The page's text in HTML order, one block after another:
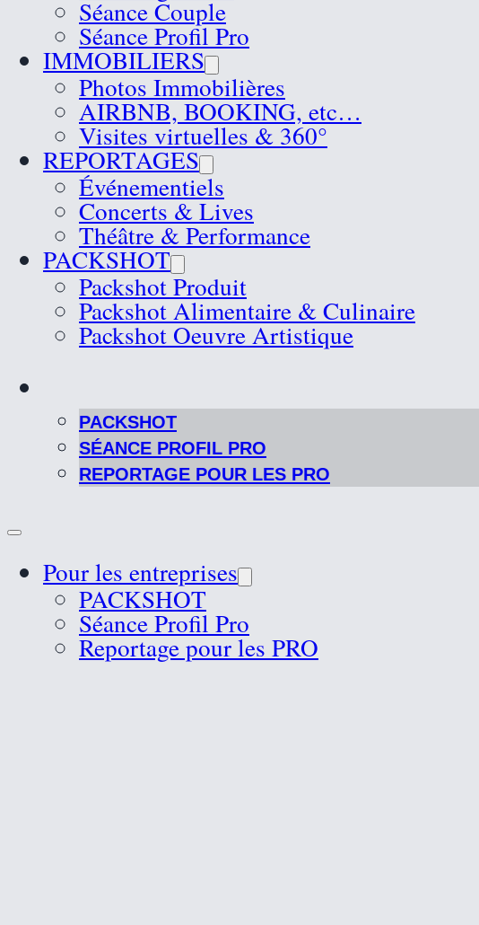
Séance Couple
Séance Profil Pro
IMMOBILIERS
Photos Immobilières
AIRBNB, BOOKING, etc…
Visites virtuelles & 360°
REPORTAGES
Événementiels
Concerts & Lives
Théâtre & Performance
PACKSHOT
Packshot Produit
Packshot Alimentaire & Culinaire
Packshot Oeuvre Artistique
PACKSHOT
SÉANCE PROFIL PRO
REPORTAGE POUR LES PRO
Pour les entreprises
PACKSHOT
Séance Profil Pro
Reportage pour les PRO